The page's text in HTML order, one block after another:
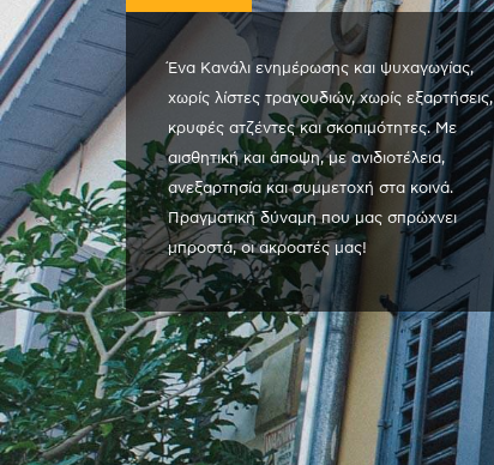
Ένα Κανάλι ενημέρωσης και ψυχαγωγίας,
χωρίς λίστες τραγουδιών, χωρίς εξαρτήσεις,
κρυφές ατζέντες και σκοπιμότητες. Με
αισθητική και άποψη, με ανιδιοτέλεια,
ανεξαρτησία και συμμετοχή στα κοινά.
Πραγματική δύναμη που μας σπρώχνει
μπροστά, οι ακροατές μας!